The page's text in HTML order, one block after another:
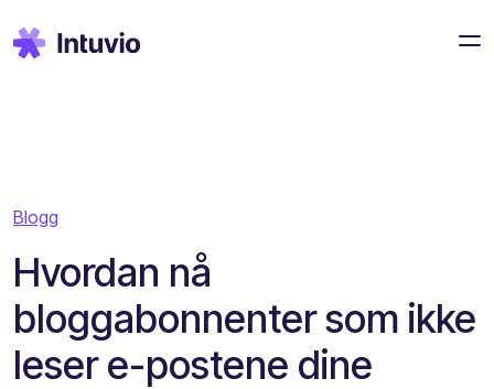
Blogg
Hvordan nå
bloggabonnenter som ikke
leser e-postene dine